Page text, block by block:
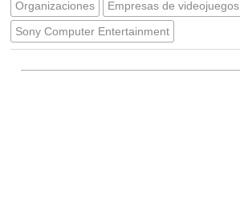
Organizaciones
Empresas de videojuegos
Sony Computer Entertainment